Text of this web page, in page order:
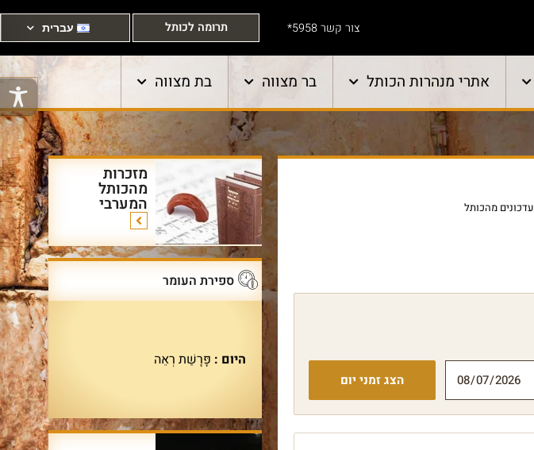
צור קשר 5958* תרומה לכותל עברית
אתרי מנהרות הכותל בר מצווה בת מצווה
עדכונים מהכותל
הצג זמני יום
מזכרות
מהכותל
המערבי
ספירת העומר
היום : פָּרָשַׁת רְאֵה